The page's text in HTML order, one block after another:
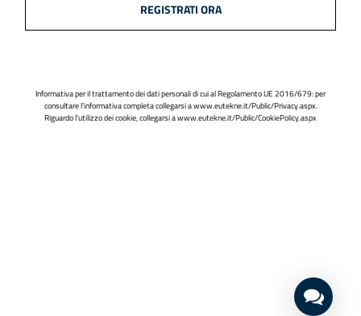
REGISTRATI ORA
Informativa per il trattamento dei dati personali di cui al Regolamento UE 2016/679: per
consultare l'informativa completa collegarsi awww.eutekne.it/Public/Privacy.aspx.
Riguardo l'utilizzo dei cookie, collegarsi awww.eutekne.it/Public/CookiePolicy.aspx